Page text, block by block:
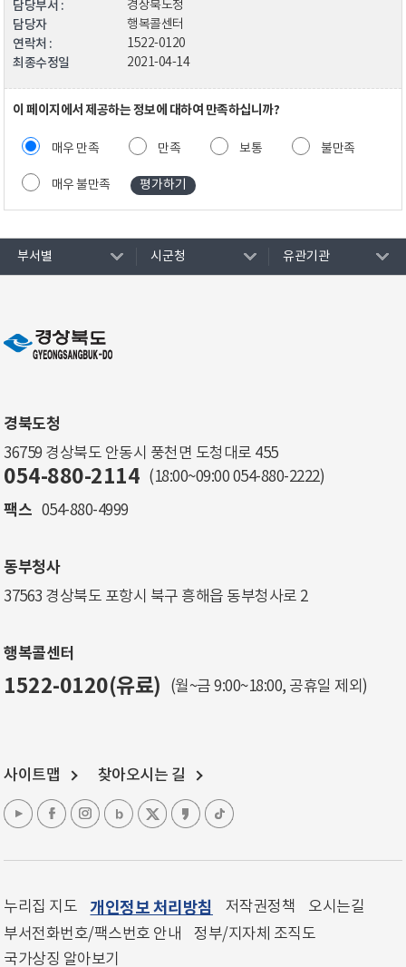
담당부서 : 경상북도청
담당자 행복콜센터
연락처 : 1522-0120
최종수정일 2021-04-14
이 페이지에서 제공하는 정보에 대하여 만족하십니까?
매우 만족 만족 보통 불만족
매우 불만족
부서별 시군청 유관기관
경북도청
36759 경상북도 안동시 풍천면 도청대로 455
054-880-2114 (18:00~09:00 054-880-2222)
팩스 054-880-4999
동부청사
37563 경상북도 포항시 북구 흥해읍 동부청사로 2
행복콜센터
1522-0120(유료) (월~금 9:00~18:00, 공휴일 제외)
사이트맵 찾아오시는 길
누리집 지도 개인정보 처리방침 저작권정책
오시는길
부서전화번호/팩스번호 안내
정부/지자체 조직도
국가상징 알아보기